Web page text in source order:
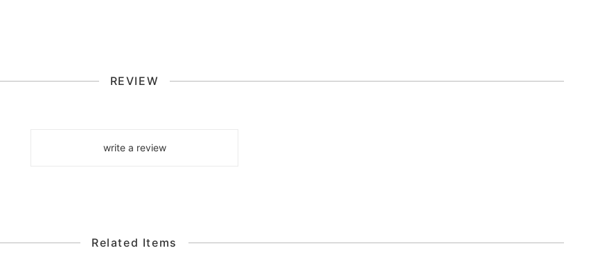
REVIEW
write a review
Related Items